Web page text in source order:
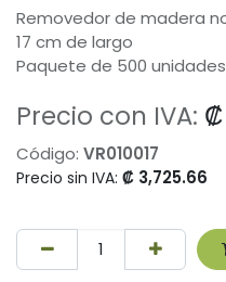
Removedor de madera
17 cm de largo
Paquete de 500 unidades
Precio con IVA: ₡
Código: VR010017
Precio sin IVA: ₡ 3,725.66